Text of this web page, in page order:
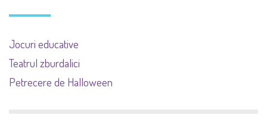
Jocuri educative
Teatrul zburdalici
Petrecere de Halloween